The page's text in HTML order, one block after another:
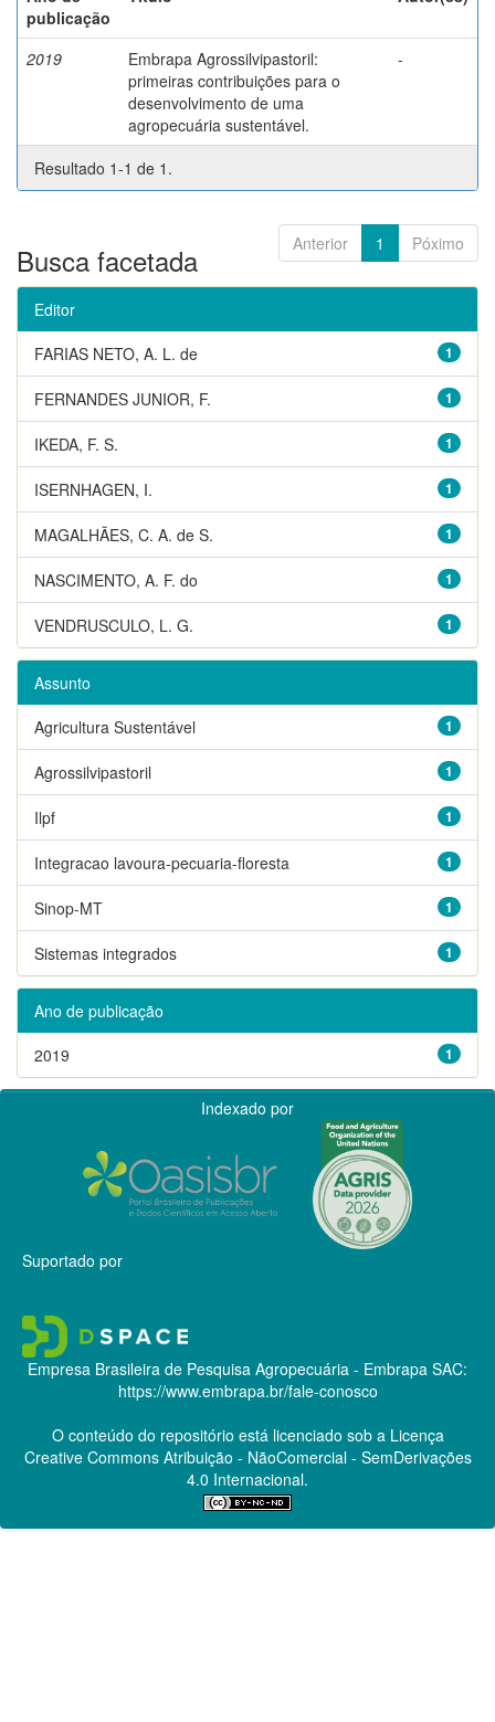
publicação
2019
Embrapa Agrossilvipastoril:
primeiras contribuições para o
desenvolvimento de uma
agropecuária sustentável.
-
Resultado 1-1 de 1.
Anterior 1 Póximo
Busca facetada
Editor
1
FARIAS NETO, A. L. de
1
FERNANDES JUNIOR, F.
1
IKEDA, F. S.
1
ISERNHAGEN, I.
1
MAGALHÃES, C. A. de S.
1
NASCIMENTO, A. F. do
1
VENDRUSCULO, L. G.
Assunto
1
Agricultura Sustentável
1
Agrossilvipastoril
1
Ilpf
1
Integracao lavoura-pecuaria-floresta
1
Sinop-MT
1
Sistemas integrados
Ano de publicação
1
2019
Indexado por
Suportado por
Empresa Brasileira de Pesquisa Agropecuária - Embrapa SAC:
https://www.embrapa.br/fale-conosco
O conteúdo do repositório está licenciado sob a Licença
Creative CommonsAtribuição - NãoComercial - SemDerivações
4.0 Internacional.